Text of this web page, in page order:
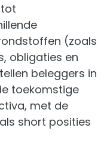
(zoals
obligaties en
beleggers in
toekomstige
met de
short posities